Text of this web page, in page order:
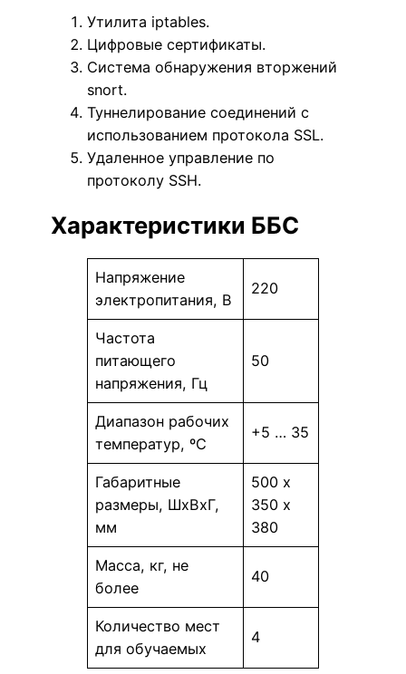
Утилита iptables.
Цифровые сертификаты.
Система обнаружения вторжений
snort.
Туннелирование соединений с
использованием протокола SSL.
Удаленное управление по
протоколу SSH.
Характеристики ББС
Напряжение
электропитания, В
220
Частота
питающего
напряжения, Гц
50
Диапазон рабочих
температур, ºС
+5 … 35
Габаритные
размеры, ШхВхГ,
мм
500 х
350 х
380
Масса, кг, не
более
40
Количество мест
для обучаемых
4